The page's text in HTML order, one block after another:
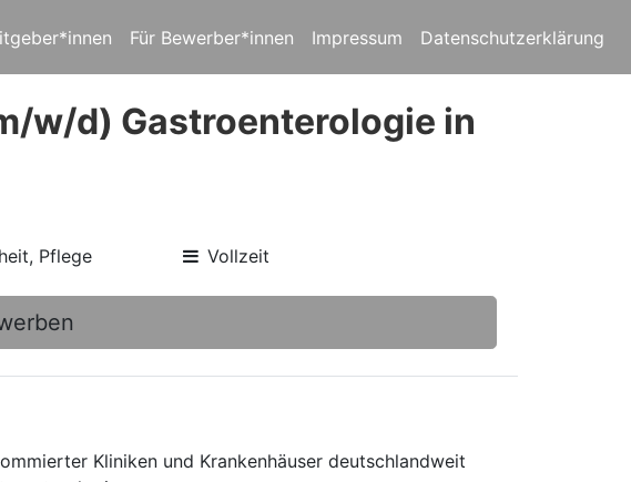
Für Bewerber*innen Impressum Datenschutzerklärung
w/d) Gastroenterologie in
Pflege Vollzeit
Kliniken und Krankenhäuser deutschlandweit